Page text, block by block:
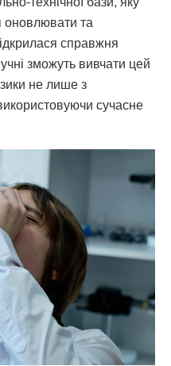
оновлювати та
справжня
зможуть вивчати цей
не лише з
сучасне